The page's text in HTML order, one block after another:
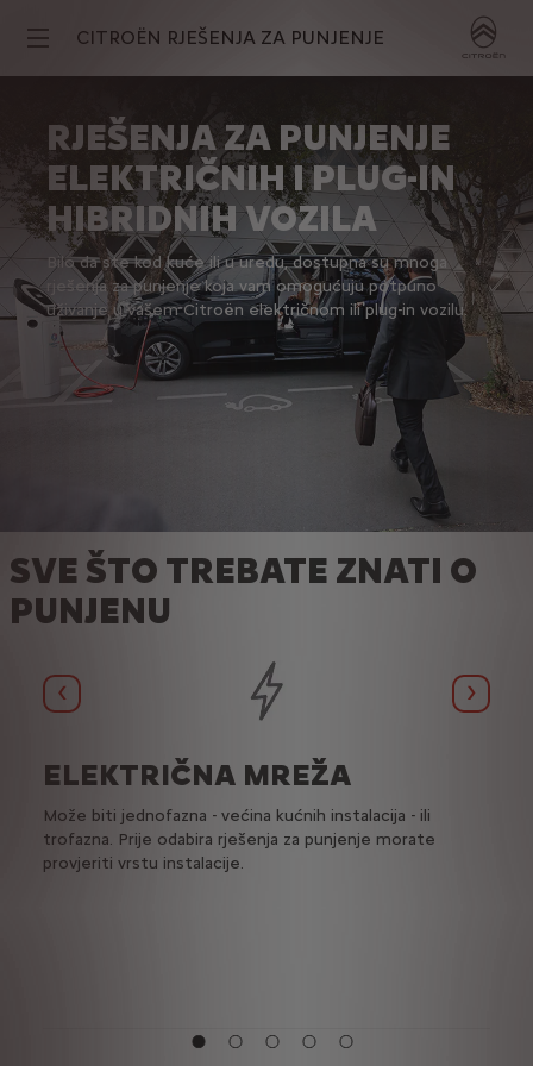
CITROËN RJEŠENJA ZA PUNJENJE
RJEŠENJA ZA PUNJENJE
ELEKTRIČNIH I PLUG-IN
HIBRIDNIH VOZILA
Bilo da ste kod kuće ili u uredu, dostupna su mnoga
rješenja za punjenje koja vam omogućuju potpuno
uživanje u vašem Citroën električnom ili plug-in vozilu.
SVE ŠTO TREBATE ZNATI O
PUNJENU
Prethodno
ELEKTRIČNA MREŽA
Može biti jednofazna - većina kućnih instalacija - ili
trofazna. Prije odabira rješenja za punjenje morate
provjeriti vrstu instalacije.